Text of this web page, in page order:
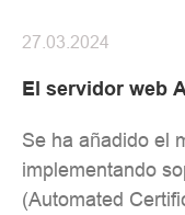
El servidor web
27.03.2024
Se ha añadido el
implementando
(Automated